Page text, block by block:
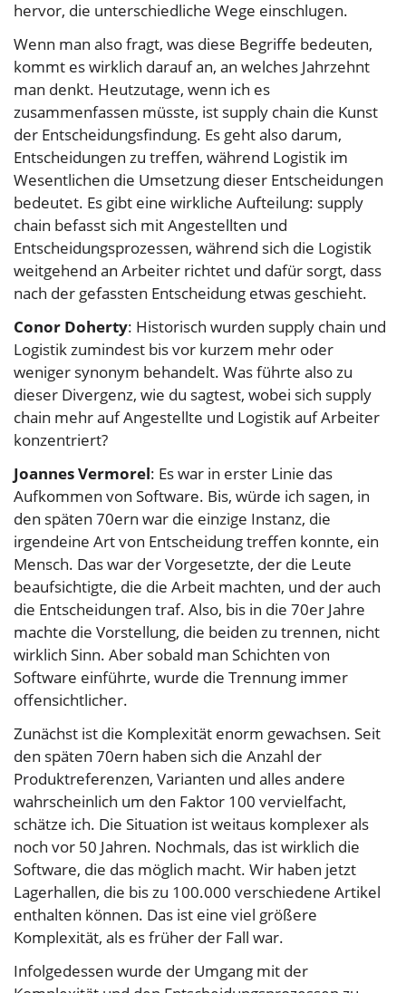
hervor, die unterschiedliche Wege einschlugen.
Wenn man also fragt, was diese Begriffe bedeuten,
kommt es wirklich darauf an, an welches Jahrzehnt
man denkt. Heutzutage, wenn ich es
zusammenfassen müsste, ist supply chain die Kunst
der Entscheidungsfindung. Es geht also darum,
Entscheidungen zu treffen, während Logistik im
Wesentlichen die Umsetzung dieser Entscheidungen
bedeutet. Es gibt eine wirkliche Aufteilung: supply
chain befasst sich mit Angestellten und
Entscheidungsprozessen, während sich die Logistik
weitgehend an Arbeiter richtet und dafür sorgt, dass
nach der gefassten Entscheidung etwas geschieht.
Conor Doherty: Historisch wurden supply chain und
Logistik zumindest bis vor kurzem mehr oder
weniger synonym behandelt. Was führte also zu
dieser Divergenz, wie du sagtest, wobei sich supply
chain mehr auf Angestellte und Logistik auf Arbeiter
konzentriert?
Joannes Vermorel: Es war in erster Linie das
Aufkommen von Software. Bis, würde ich sagen, in
den späten 70ern war die einzige Instanz, die
irgendeine Art von Entscheidung treffen konnte, ein
Mensch. Das war der Vorgesetzte, der die Leute
beaufsichtigte, die die Arbeit machten, und der auch
die Entscheidungen traf. Also, bis in die 70er Jahre
machte die Vorstellung, die beiden zu trennen, nicht
wirklich Sinn. Aber sobald man Schichten von
Software einführte, wurde die Trennung immer
offensichtlicher.
Zunächst ist die Komplexität enorm gewachsen. Seit
den späten 70ern haben sich die Anzahl der
Produktreferenzen, Varianten und alles andere
wahrscheinlich um den Faktor 100 vervielfacht,
schätze ich. Die Situation ist weitaus komplexer als
noch vor 50 Jahren. Nochmals, das ist wirklich die
Software, die das möglich macht. Wir haben jetzt
Lagerhallen, die bis zu 100.000 verschiedene Artikel
enthalten können. Das ist eine viel größere
Komplexität, als es früher der Fall war.
Infolgedessen wurde der Umgang mit der